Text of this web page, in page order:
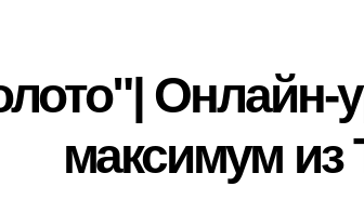
Онлайн-
максимум из